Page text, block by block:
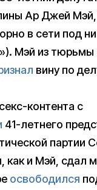
Ар Джей
в сети под
Мэй из
вину по
контента с
41-летнего
партии
как и Мэй, сдал
освободился